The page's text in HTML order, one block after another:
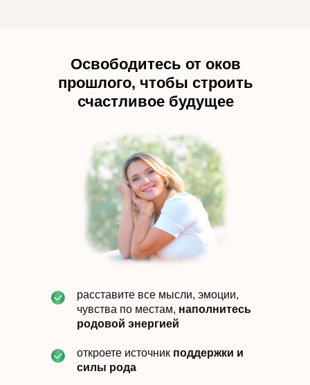
Освободитесь от оков
прошлого, чтобы строить
счастливое будущее
расставите все мысли, эмоции,
чувства по местам, наполнитесь
родовой энергией
откроете источник поддержки и
силы рода